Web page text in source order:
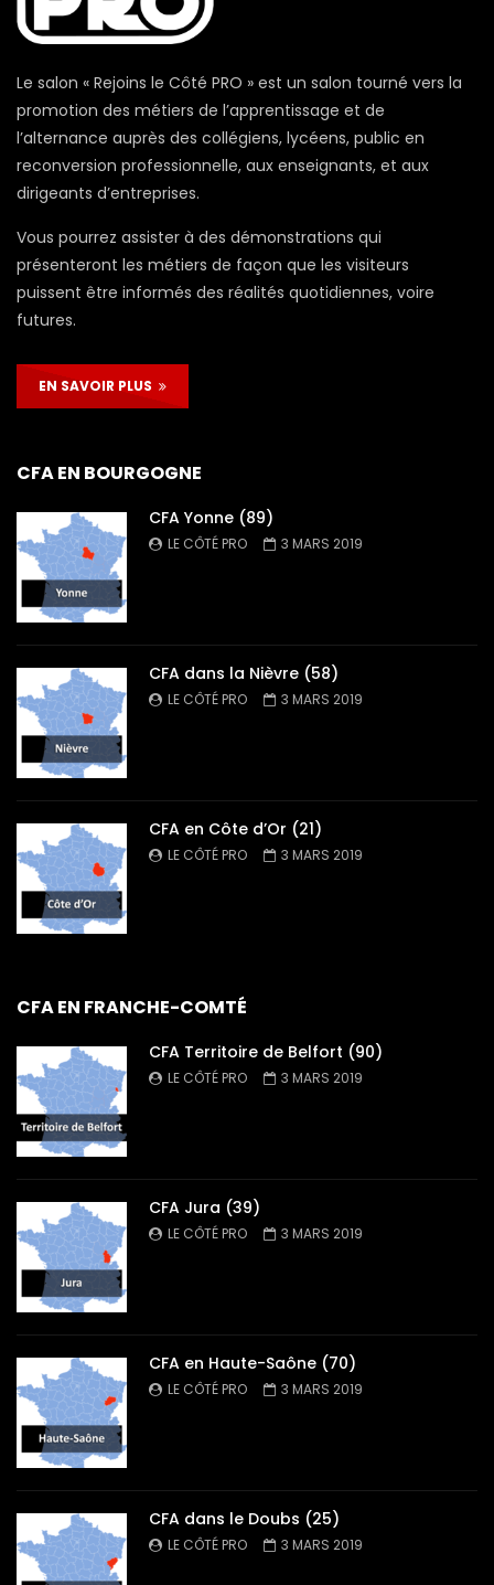
Le salon « Rejoins le Côté PRO » est un salon tourné vers la
promotion des métiers de l’apprentissage et de
l’alternance auprès des collégiens, lycéens, public en
reconversion professionnelle, aux enseignants, et aux
dirigeants d’entreprises.
Vous pourrez assister à des démonstrations qui
présenteront les métiers de façon que les visiteurs
puissent être informés des réalités quotidiennes, voire
futures.
EN SAVOIR PLUS
CFA EN BOURGOGNE
CFA Yonne (89)
LE CÔTÉ PRO 3 MARS 2019
CFA dans la Nièvre (58)
LE CÔTÉ PRO 3 MARS 2019
CFA en Côte d’Or (21)
LE CÔTÉ PRO 3 MARS 2019
CFA EN FRANCHE-COMTÉ
CFA Territoire de Belfort (90)
LE CÔTÉ PRO 3 MARS 2019
CFA Jura (39)
LE CÔTÉ PRO 3 MARS 2019
CFA en Haute-Saône (70)
LE CÔTÉ PRO 3 MARS 2019
CFA dans le Doubs (25)
LE CÔTÉ PRO 3 MARS 2019